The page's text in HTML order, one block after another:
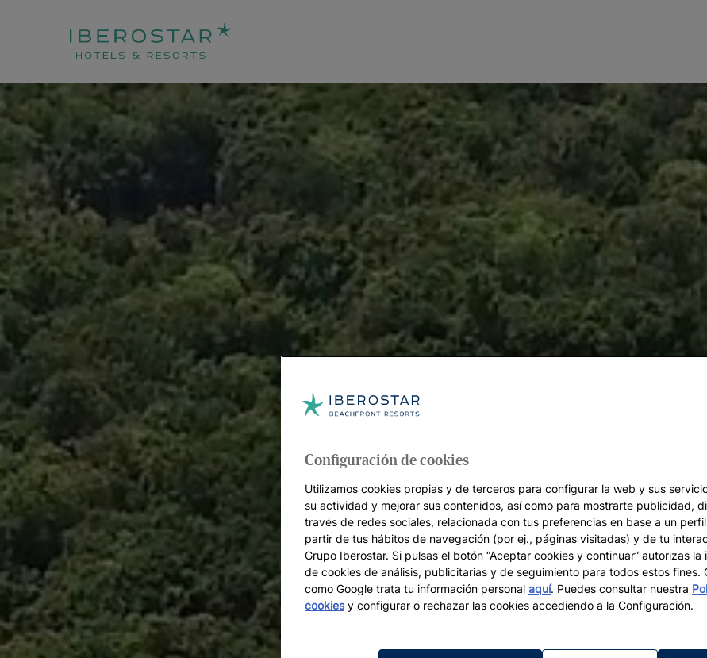
Configuración de cookies
Utilizamos cookies propias y de terceros para configurar la web y sus
su actividad y mejorar sus contenidos, así como para mostrarte publicidad,
través de redes sociales, relacionada con tus preferencias en base a un
partir de tus hábitos de navegación (por ej., páginas visitadas) y de tu
Grupo Iberostar. Si pulsas el botón “Aceptar cookies y continuar” autorizas la
de cookies de análisis, publicitarias y de seguimiento para todos estos fines.
como Google trata tu información personal aquí. Puedes consultar nuestra
cookiesy configurar o rechazar las cookies accediendo a la Configuración.